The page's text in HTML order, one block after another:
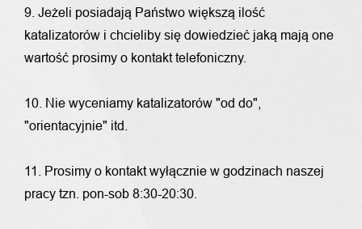
9. Jeżeli posiadają Państwo większą ilość
katalizatorów i chcieliby się dowiedzieć jaką mają one
wartość prosimy o kontakt telefoniczny.
10. Nie wyceniamy katalizatorów "od do",
"orientacyjnie" itd.
11. Prosimy o kontakt wyłącznie w godzinach naszej
pracy tzn. pon-sob 8:30-20:30.